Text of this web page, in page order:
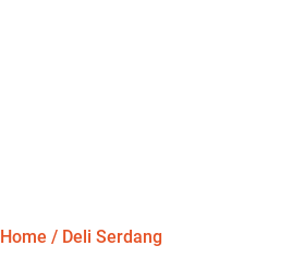
Home / Deli Serdang